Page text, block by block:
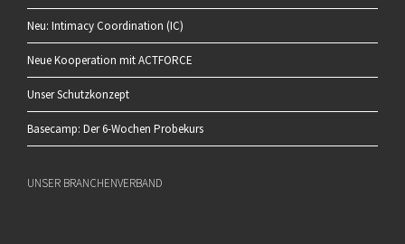
Neu: Intimacy Coordination (IC)
Neue Kooperation mit ACTFORCE
Unser Schutzkonzept
Basecamp: Der 6-Wochen Probekurs
UNSER BRANCHENVERBAND